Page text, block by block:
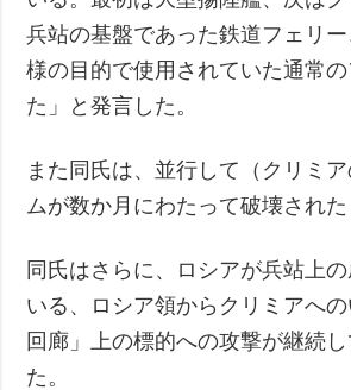
兵站の基盤であった鉄道フェリ
様の目的で使用されていた通常
た」と発言した。
また同氏は、並行して（クリミ
ムが数か月にわたって破壊された
同氏はさらに、ロシアが兵站上
いる、ロシア領からクリミアへ
回廊」上の標的への攻撃が継続し
た。